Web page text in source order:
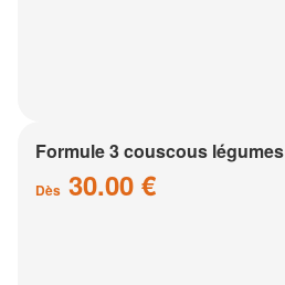
Formule 3 couscous légumes
Dès 30.00 €